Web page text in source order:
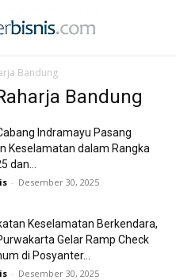
Bandung
Bandung
Indramayu Pasang
Keselamatan dalam Rangka
dan...
- Desember 30, 2025
Keselamatan Berkendara,
Gelar Ramp Check
di Posyanter...
- Desember 30, 2025